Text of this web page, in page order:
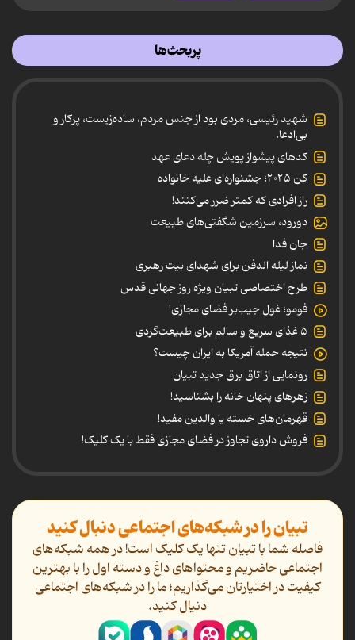
پربحث‌ها
شهید رئیسی، مردی بود از جنس مردم، ساده‌زیست، پرکار و
بی‌ادعا.
کدهای پیشواز پویش چله دعای عهد
کن ۲۰۲۵؛ جشنواره‌ای علیه خانواده
راز افرادی که کمتر ضرر می‌کنند!
دورود، سرزمین شگفتی‌های طبیعت
جان فدا
نماز لیله الدفن برای شهدای بیت رهبری
طرح اختصاصی تبیان ویژه روز جهانی قدس
فومو؛ غول جیب‌بر فضای مجازی!
۵ غذای سریع و سالم برای طبیعت‌گردی
نتیجه حمله آمریکا به ایران چیست؟
رونمایی از اتاق برق جدید تبیان
زهرهای پنهان خانه را بشناسید!
قهرمان‌های خسته یا والدین مفید!
فروش داروی تجاوز در فضای مجازی فقط با یک کلیک!
تبیان را در شبکه‌های اجتماعی دنبال کنید
فاصله شما با تبیان تنها یک کلیک است! در همه شبکه‌های
اجتماعی حاضریم و محتواهای داغ و دسته اول را با بهترین
کیفیت در اختیارتان می‌گذاریم؛ ما را در شبکه‌های اجتماعی
دنیال کنید.